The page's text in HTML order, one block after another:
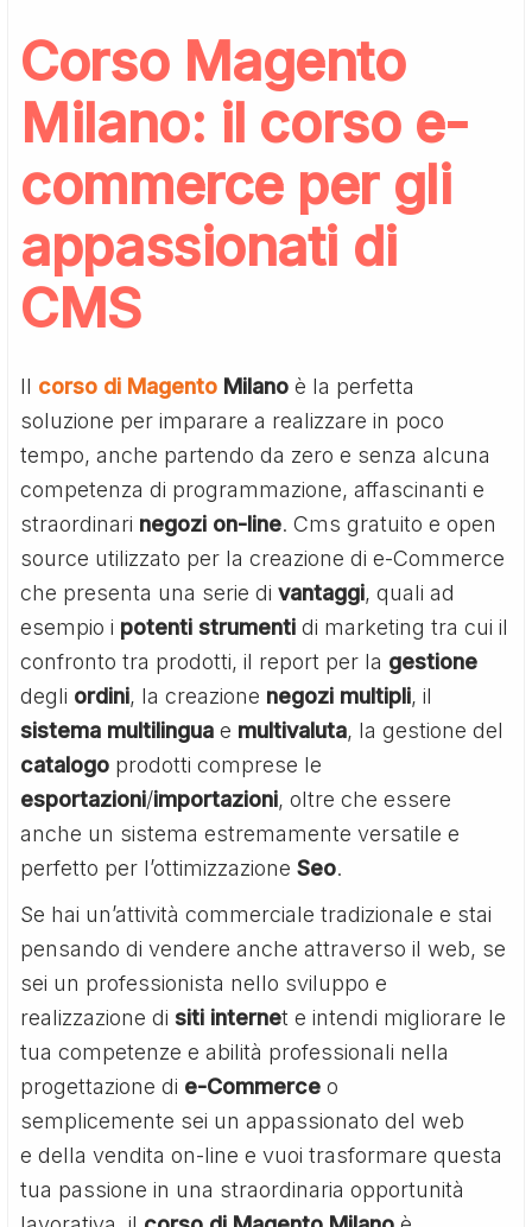
Corso Magento
Milano: il corso e-
commerce per gli
appassionati di
CMS
Il corso di Magento Milano è la perfetta
soluzione per imparare a realizzare in poco
tempo, anche partendo da zero e senza alcuna
competenza di programmazione, affascinanti e
straordinari negozi on-line. Cms gratuito e open
source utilizzato per la creazione di e-Commerce
che presenta una serie divantaggi, quali ad
esempio i potenti strumenti di marketing tra cui il
confronto tra prodotti, il report per la gestione
degli ordini, la creazione negozi multipli, il
sistema multilingua e multivaluta, la gestione del
catalogo prodotti comprese le
esportazioni/importazioni, oltre che essere
anche un sistema estremamente versatile e
perfetto per l’ottimizzazioneSeo.
Se hai un’attività commerciale tradizionale e stai
pensando di vendere anche attraverso il web, se
sei un professionista nello sviluppo e
realizzazione disiti internet e intendi migliorare le
tua competenze e abilità professionali nella
progettazione di e-Commerce o
semplicemente sei un appassionato del web
e della vendita on-line e vuoi trasformare questa
tua passione in una straordinaria opportunità